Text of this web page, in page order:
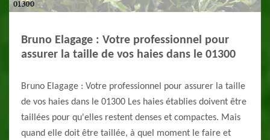
Bruno Elagage : Votre professionnel pour
assurer la taille de vos haies dans le 01300
Bruno Elagage : Votre professionnel pour assurer la taille
de vos haies dans le 01300 Les haies établies doivent être
taillées pour qu'elles restent denses et compactes. Mais
quand elle doit être taillée, à quel moment le faire et